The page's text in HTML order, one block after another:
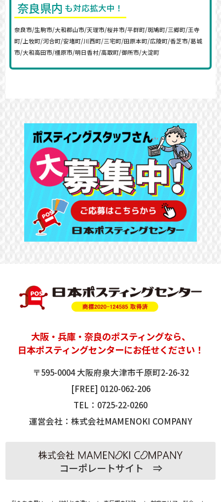
奈良県内 も対応拡大中！
奈良市/生駒市/大和郡山市/天理市/桜井市/平群町/斑鳩町/三郷町/王寺
町/上牧町/河合町/安堵町/川西町/三宅町/田原本町/広陵町/香芝市/葛城
市/大和高田市/橿原市/明日香村/高取町/御所市/大淀町
大阪・ 兵庫・奈良のポスティングなら、
日本ポスティングセンターにお任せください！
〒595-0004 大阪府泉大津市千原町2-26-32
[FREE] 0120-062-206
TEL： 0725-22-0260
運営会社：株式会社MAMENOKI COMPANY
コーポレートサイト ⇒